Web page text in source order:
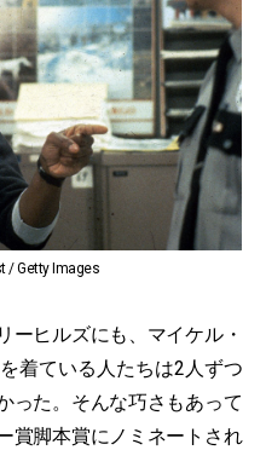
/ Getty Images
ヒルズにも、マイケル・
着ている人たちは2人ずつ
った。そんな巧さもあって
賞脚本賞にノミネートされ